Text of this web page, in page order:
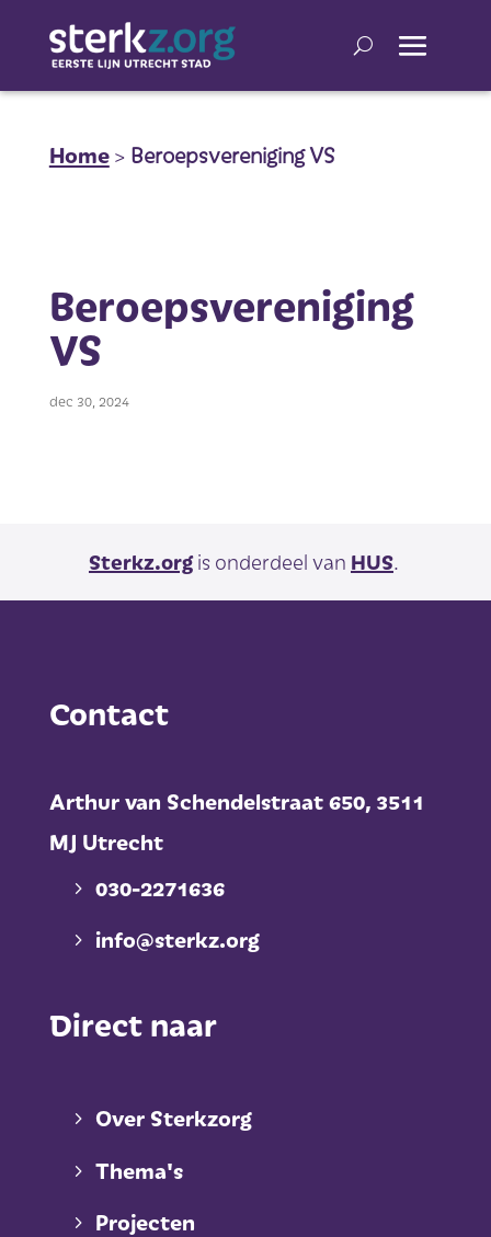
Home> Beroepsvereniging VS
Beroepsvereniging
VS
dec 30, 2024
Sterkz.orgis onderdeel van HUS.
Contact
Arthur van Schendelstraat 650, 3511
MJ Utrecht
030-2271636
info@sterkz.org
Direct naar
Over Sterkzorg
Thema's
Projecten